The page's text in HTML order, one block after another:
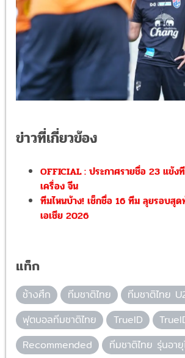
ข่าวที่เกี่ยวข้อง
OFFICIAL : ประกาศรายชื่อ 23 แข้
เครื่อง จีน
ทีมไหนบ้าง! เช็กชื่อ 16 ทีม ลุยรอบสุ
เอเชีย 2026
แท็ก
ช้างศึก ทีมชาติไทย
ทีมชาติไทย
ฟุตบอลทีมชาติไทย
TrueID
Recommended
ทีมชาติไทย รุ่นอา